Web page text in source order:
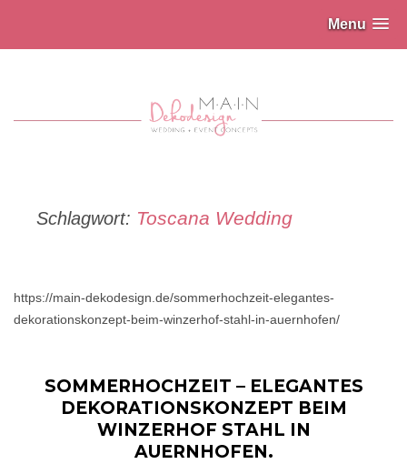
Menu
Schlagwort: Toscana Wedding
https://main-dekodesign.de/sommerhochzeit-elegantes-
dekorationskonzept-beim-winzerhof-stahl-in-auernhofen/
SOMMERHOCHZEIT – ELEGANTES
DEKORATIONSKONZEPT BEIM
WINZERHOF STAHL IN
AUERNHOFEN.